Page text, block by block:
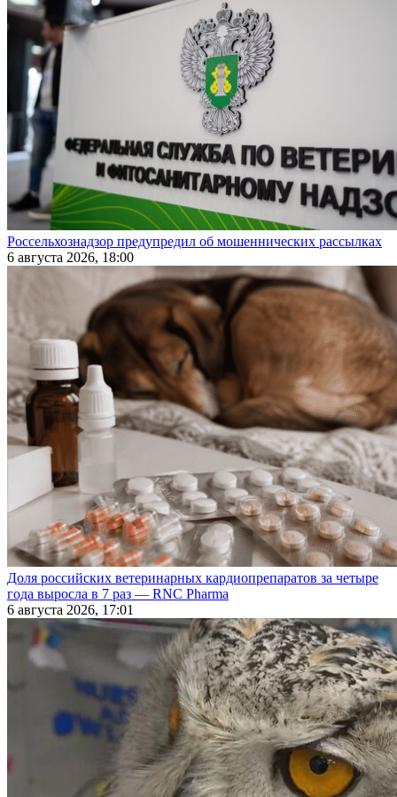
Россельхознадзор предупредил об мошеннических рассылках
6 августа 2026, 18:00
Доля российских ветеринарных кардиопрепаратов за четыре
года выросла в 7 раз — RNC Pharma
6 августа 2026, 17:01